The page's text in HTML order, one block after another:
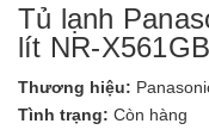
Tủ lạnh
lít NR-
Thương hiệu:
Tình trạng: Còn hàng